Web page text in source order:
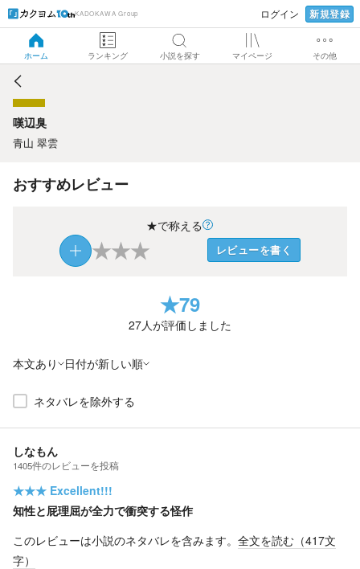
KADOKAWA Group ログイン 新規登録
ホーム ランキング 小説を探す マイページ その他
嘆辺臭
嘆辺臭
青山 翠雲
おすすめレビュー
★で称える
★★★ レビューを書く
★79
27人が評価しました
本文あり 日付が新しい順
ネタバレを除外する
しなもん
1405件のレビューを投稿
★★★ Excellent!!!
知性と屁理屈が全力で衝突する怪作
このレビューは小説のネタバレを含みます。 全文を読む（417文
字）